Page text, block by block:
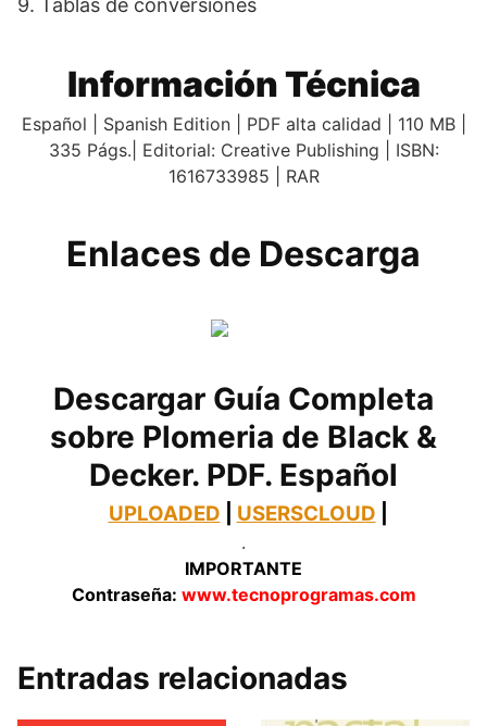
9. Tablas de conversiones
Información Técnica
Español | Spanish Edition | PDF alta calidad | 110 MB |
335 Págs.| Editorial: Creative Publishing | ISBN:
1616733985 | RAR
Enlaces de Descarga
Descargar Guía Completa
sobre Plomeria de Black &
Decker. PDF. Español
UPLOADED USERSCLOUD
.
IMPORTANTE
Contraseña: www.tecnoprogramas.com
Entradas relacionadas